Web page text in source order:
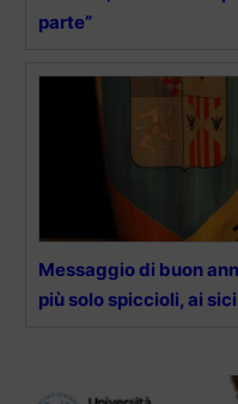
parte”
Messaggio di buon
più solo spiccioli, ai